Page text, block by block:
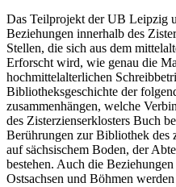
Das Teilprojekt der UB Leipzig
Beziehungen innerhalb des
Stellen, die sich aus dem
Erforscht wird, wie genau die
hochmittelalterlichen
Bibliotheksgeschichte der
zusammenhängen, welche
des Zisterzienserklosters Buch
Berührungen zur Bibliothek des
auf sächsischem Boden, der
bestehen. Auch die
Ostsachsen und Böhmen